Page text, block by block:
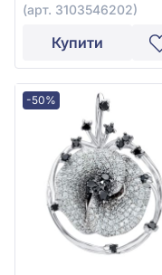
(арт. 3103546202)
Купити
-50%